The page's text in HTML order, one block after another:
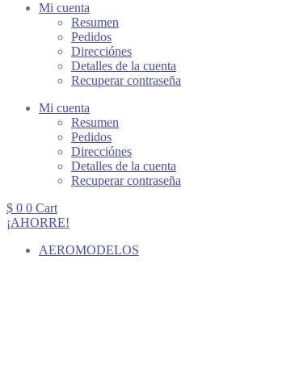
Mi cuenta
Resumen
Pedidos
Direcciónes
Detalles de la cuenta
Recuperar contraseña
Mi cuenta
Resumen
Pedidos
Direcciónes
Detalles de la cuenta
Recuperar contraseña
$ 0 0 Cart
¡AHORRE!
AEROMODELOS